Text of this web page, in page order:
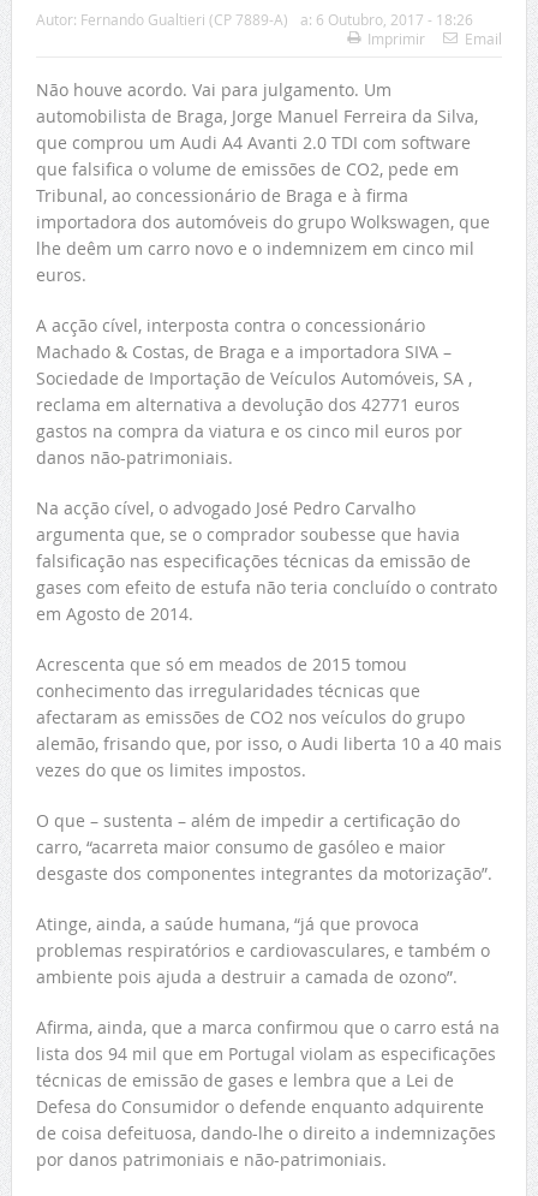
Autor: Fernando Gualtieri (CP 7889-A) a: 6 Outubro, 2017 - 18:26
Imprimir
Email
Não houve acordo. Vai para julgamento. Um
automobilista de Braga, Jorge Manuel Ferreira da Silva,
que comprou um Audi A4 Avanti 2.0 TDI com software
que falsifica o volume de emissões de CO2, pede em
Tribunal, ao concessionário de Braga e à firma
importadora dos automóveis do grupo Wolkswagen, que
lhe deêm um carro novo e o indemnizem em cinco mil
euros.
A acção cível, interposta contra o concessionário
Machado & Costas, de Braga e a importadora SIVA –
Sociedade de Importação de Veículos Automóveis, SA ,
reclama em alternativa a devolução dos 42771 euros
gastos na compra da viatura e os cinco mil euros por
danos não-patrimoniais.
Na acção cível, o advogado José Pedro Carvalho
argumenta que, se o comprador soubesse que havia
falsificação nas especificações técnicas da emissão de
gases com efeito de estufa não teria concluído o contrato
em Agosto de 2014.
Acrescenta que só em meados de 2015 tomou
conhecimento das irregularidades técnicas que
afectaram as emissões de CO2 nos veículos do grupo
alemão, frisando que, por isso, o Audi liberta 10 a 40 mais
vezes do que os limites impostos.
O que – sustenta – além de impedir a certificação do
carro, “acarreta maior consumo de gasóleo e maior
desgaste dos componentes integrantes da motorização”.
Atinge, ainda, a saúde humana, “já que provoca
problemas respiratórios e cardiovasculares, e também o
ambiente pois ajuda a destruir a camada de ozono”.
Afirma, ainda, que a marca confirmou que o carro está na
lista dos 94 mil que em Portugal violam as especificações
técnicas de emissão de gases e lembra que a Lei de
Defesa do Consumidor o defende enquanto adquirente
de coisa defeituosa, dando-lhe o direito a indemnizações
por danos patrimoniais e não-patrimoniais.